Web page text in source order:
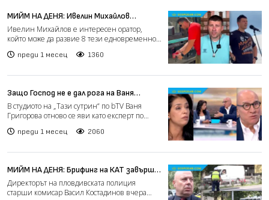
МИЙМ НА ДЕНЯ: Ивелин Михайлов
Mentality (видео)
Ивелин Михайлов е интересен оратор,
който може да развие 8 тези едновременно,
преди 1 месец 1360
Защо Господ не е дал рога на Ваня
Григорова (видео)
В студиото на „Тази сутрин“ по bTV Ваня
Григорова отново се яви като експерт по
преди 1 месец 2060
МИЙМ НА ДЕНЯ: Брифинг на КАТ завърши
с ПТП (видео)
Директорът на пловдивската полиция
старши комисар Васил Костадинов вчера